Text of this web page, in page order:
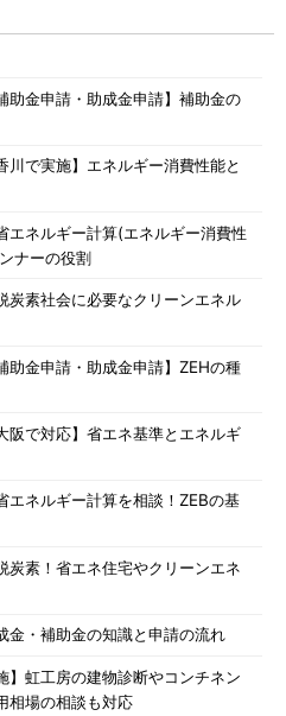
助金申請・助成金申請】補助金の
川で実施】エネルギー消費性能と
エネルギー計算(エネルギー消費性
ナーの役割
炭素社会に必要なクリーンエネル
助金申請・助成金申請】ZEHの種
阪で対応】省エネ基準とエネルギ
エネルギー計算を相談！ZEBの基
炭素！省エネ住宅やクリーンエネ
金・補助金の知識と申請の流れ
】虹工房の建物診断やコンチネン
相場の相談も対応